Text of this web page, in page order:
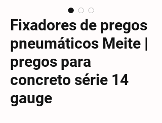
Fixadores de pregos
pneumáticos Meite |
pregos para
concreto série 14
gauge